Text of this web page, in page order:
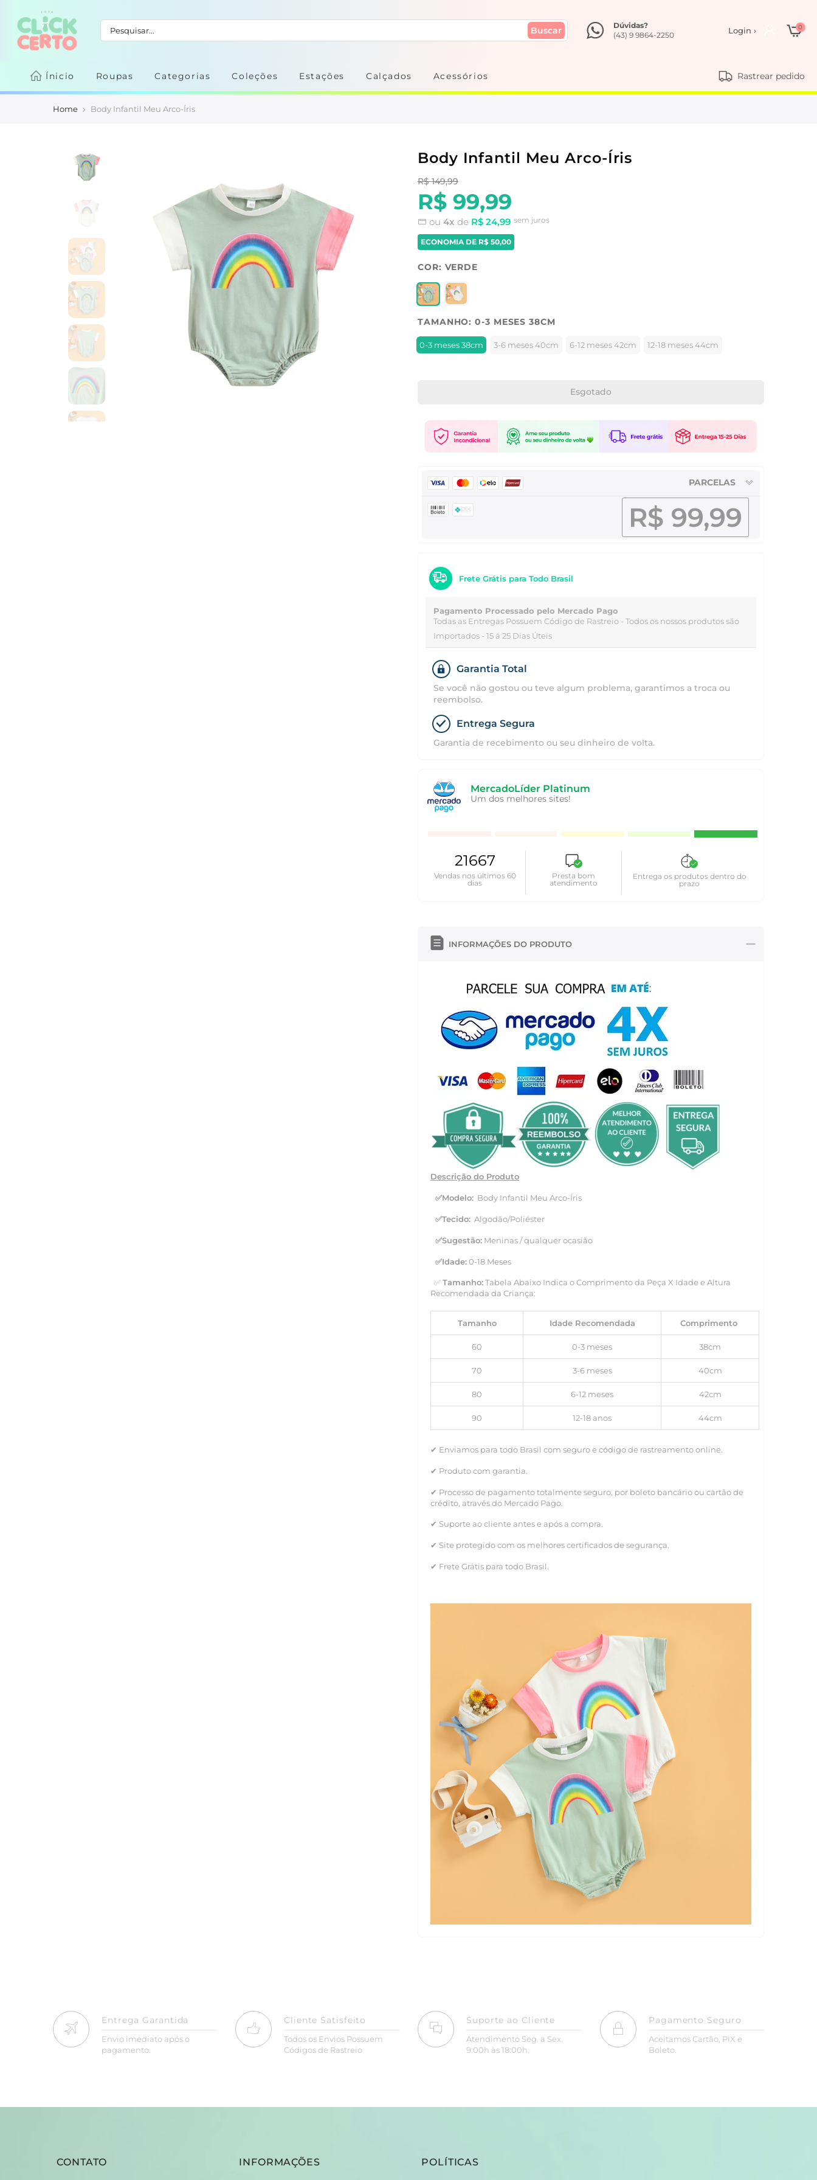
Buscar
Dúvidas?
(43) 9 9864-2250
Login › 0
Ínicio Roupas Categorias Coleções Estações Calçados Acessórios Rastrear pedido
Home Body Infantil Meu Arco-Íris
Body Infantil Meu Arco-Íris
R$ 149,99
R$ 99,99
ou 4x de R$ 24,99 sem juros
ECONOMIA DE R$ 50,00
COR: VERDE
TAMANHO:0-3 MESES 38CM
0-3 meses 38cm 3-6 meses 40cm 6-12 meses 42cm 12-18 meses 44cm
Esgotado
PARCELAS
R$ 99,99
Frete Grátis para Todo Brasil
Pagamento Processado pelo Mercado Pago
Todas as Entregas Possuem Código de Rastreio - Todos os nossos produtos são
Importados - 15 á 25 Dias Úteis
Garantia Total
Se você não gostou ou teve algum problema, garantimos a troca ou
reembolso.
Entrega Segura
Garantia de recebimento ou seu dinheiro de volta.
MercadoLíder Platinum
Um dos melhores sites!
21667
Vendas nos últimos 60
dias
Presta bom
atendimento
Entrega os produtos dentro do
prazo
INFORMAÇÕES DO PRODUTO
Descrição do Produto
✅Modelo: Body Infantil Meu Arco-Íris
✅Tecido: Algodão/Poliéster
✅Sugestão: Meninas / qualquer ocasião
✅Idade:0-18 Meses
✅Tamanho:Tabela Abaixo Indica o Comprimento da Peça X Idade e Altura
Recomendada da Criança:
Tamanho Idade Recomendada Comprimento
60 0-3 meses 38cm
70 3-6 meses 40cm
80 6-12 meses 42cm
90 12-18 anos 44cm
✔ Enviamos para todo Brasil com seguro e código de rastreamento online.
✔ Produto com garantia.
✔ Processo de pagamento totalmente seguro, por boleto bancário ou cartão de
crédito, através do Mercado Pago.
✔ Suporte ao cliente antes e após a compra.
✔ Site protegido com os melhores certificados de segurança.
✔ Frete Grátis para todo Brasil.
Entrega Garantida
Envio imediato após o
pagamento.
Cliente Satisfeito
Todos os Envios Possuem
Códigos de Rastreio
Suporte ao Cliente
Atendimento Seg. a Sex.
9:00h às 18:00h.
Pagamento Seguro
Aceitamos Cartão, PIX e
Boleto.
CONTATO INFORMAÇÕES POLÍTICAS